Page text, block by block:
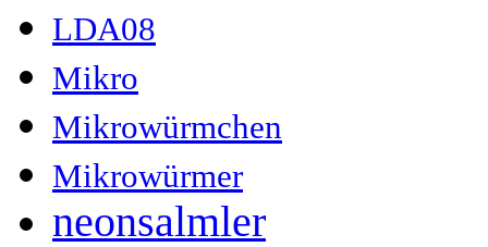
LDA08
Mikro
Mikrowürmchen
Mikrowürmer
neonsalmler